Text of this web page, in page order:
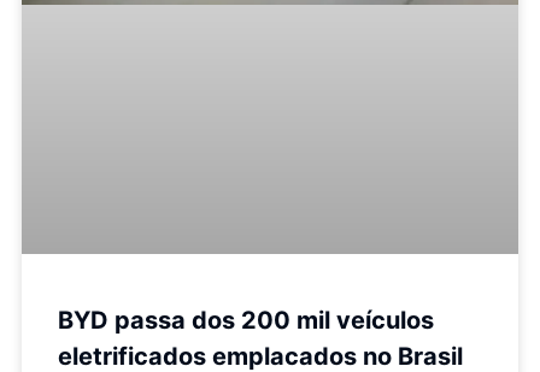
BYD passa dos 200 mil veículos
eletrificados emplacados no Brasil